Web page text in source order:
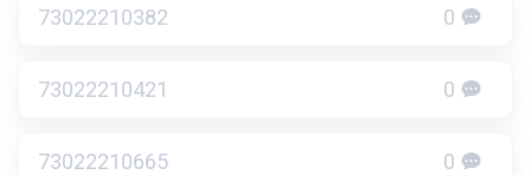
73022210382 0
73022210421 0
73022210665 0